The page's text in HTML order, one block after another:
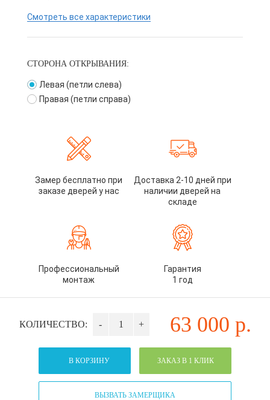
Смотреть все характеристики
СТОРОНА ОТКРЫВАНИЯ:
Левая (петли слева)
Правая (петли справа)
Замер бесплатно при
заказе дверей у нас
Доставка 2-10 дней при
наличии дверей на
складе
Профессиональный
монтаж
Гарантия
1 год
КОЛИЧЕСТВО: - + 63 000 р.
В КОРЗИНУ ЗАКАЗ В 1 КЛИК
ВЫЗВАТЬ ЗАМЕРЩИКА